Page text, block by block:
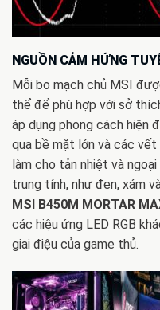
NGUỒN CẢM HỨNG
Mỗi bo mạch chủ MSI
thể để phù hợp với sở
áp dụng phong cách hiện
qua bề mặt lớn và các
làm cho tản nhiệt và
trung tính, như đen, xám
MSI B450M MORTAR
các hiệu ứng LED RGB
giai điệu của game thủ.